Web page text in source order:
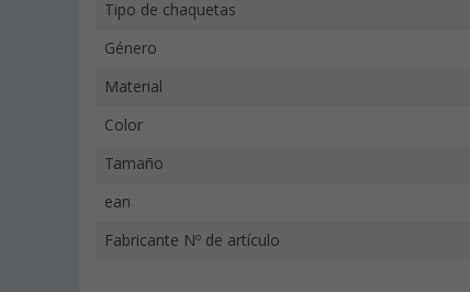
Tipo de chaquetas
Género
Material
Color
Tamaño
ean
Fabricante Nº de artículo